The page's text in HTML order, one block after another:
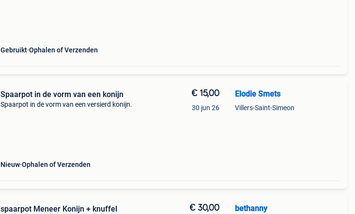
Gebruikt Ophalen of Verzenden
Spaarpot in de vorm van een konijn
Spaarpot in de vorm van een versierd konijn.
Nieuw Ophalen of Verzenden
€ 15,00
30 jun 26
Elodie Smets
Villers-Saint-Simeon
spaarpot Meneer Konijn + knuffel € 30,00 bethanny